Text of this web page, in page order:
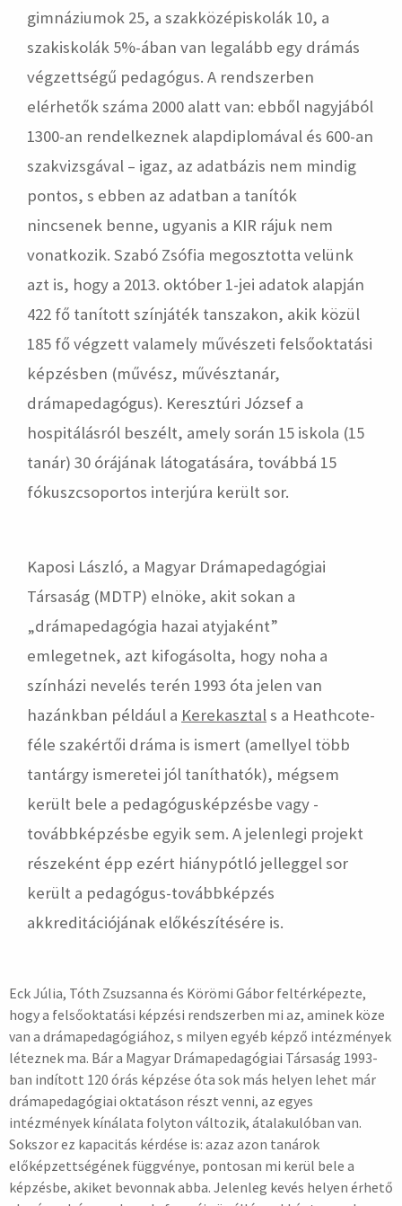
gimnáziumok 25, a szakközépiskolák 10, a
szakiskolák 5%-ában van legalább egy drámás
végzettségű pedagógus. A rendszerben
elérhetők száma 2000 alatt van: ebből nagyjából
1300-an rendelkeznek alapdiplomával és 600-an
szakvizsgával – igaz, az adatbázis nem mindig
pontos, s ebben az adatban a tanítók
nincsenek benne, ugyanis a KIR rájuk nem
vonatkozik. Szabó Zsófia megosztotta velünk
azt is, hogy a 2013. október 1-jei adatok alapján
422 fő tanított színjáték tanszakon, akik közül
185 fő végzett valamely művészeti felsőoktatási
képzésben (művész, művésztanár,
drámapedagógus). Keresztúri József a
hospitálásról beszélt, amely során 15 iskola (15
tanár) 30 órájának látogatására, továbbá 15
fókuszcsoportos interjúra került sor.
Kaposi László, a Magyar Drámapedagógiai
Társaság (MDTP) elnöke, akit sokan a
„drámapedagógia hazai atyjaként”
emlegetnek, azt kifogásolta, hogy noha a
színházi nevelés terén 1993 óta jelen van
hazánkban például a Kerekasztals a Heathcote-
féle szakértői dráma is ismert (amellyel több
tantárgy ismeretei jól taníthatók), mégsem
került bele a pedagógusképzésbe vagy -
továbbképzésbe egyik sem. A jelenlegi projekt
részeként épp ezért hiánypótló jelleggel sor
került a pedagógus-továbbképzés
akkreditációjának előkészítésére is.
Eck Júlia, Tóth Zsuzsanna és Körömi Gábor feltérképezte,
hogy a felsőoktatási képzési rendszerben mi az, aminek köze
van a drámapedagógiához, s milyen egyéb képző intézmények
léteznek ma. Bár a Magyar Drámapedagógiai Társaság 1993-
ban indított 120 órás képzése óta sok más helyen lehet már
drámapedagógiai oktatáson részt venni, az egyes
intézmények kínálata folyton változik, átalakulóban van.
Sokszor ez kapacitás kérdése is: azaz azon tanárok
előképzettségének függvénye, pontosan mi kerül bele a
képzésbe, akiket bevonnak abba. Jelenleg kevés helyen érhető